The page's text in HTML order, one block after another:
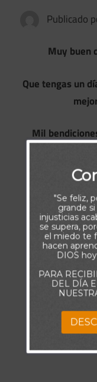
Publicado
Muy buen
Que tengas un
Mil
"Se feliz,
grande
injusticias
se supera,
el miedo te
hacen
DIOS
PARA
DEL DÍA